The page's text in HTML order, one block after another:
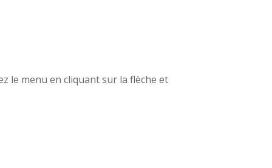
le menu en cliquant sur la flèche et